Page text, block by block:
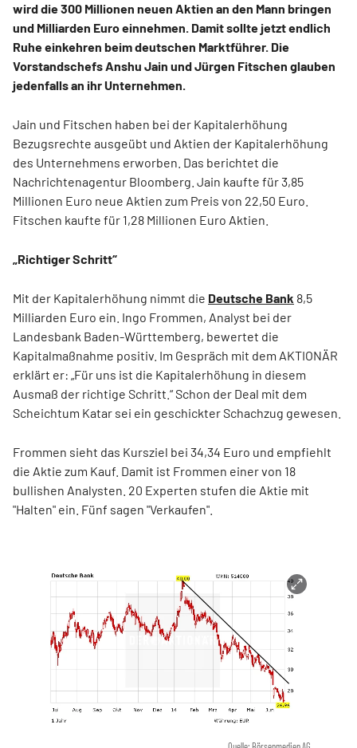
wird die 300 Millionen neuen Aktien an den Mann bringen
und Milliarden Euro einnehmen. Damit sollte jetzt endlich
Ruhe einkehren beim deutschen Marktführer. Die
Vorstandschefs Anshu Jain und Jürgen Fitschen glauben
jedenfalls an ihr Unternehmen.
Jain und Fitschen haben bei der Kapitalerhöhung
Bezugsrechte ausgeübt und Aktien der Kapitalerhöhung
des Unternehmens erworben. Das berichtet die
Nachrichtenagentur Bloomberg. Jain kaufte für 3,85
Millionen Euro neue Aktien zum Preis von 22,50 Euro.
Fitschen kaufte für 1,28 Millionen Euro Aktien.
„Richtiger Schritt“
Mit der Kapitalerhöhung nimmt die Deutsche Bank 8,5
Milliarden Euro ein. Ingo Frommen, Analyst bei der
Landesbank Baden-Württemberg, bewertet die
Kapitalmaßnahme positiv. Im Gespräch mit dem AKTIONÄR
erklärt er: „Für uns ist die Kapitalerhöhung in diesem
Ausmaß der richtige Schritt.“ Schon der Deal mit dem
Scheichtum Katar sei ein geschickter Schachzug gewesen.
Frommen sieht das Kursziel bei 34,34 Euro und empfiehlt
die Aktie zum Kauf. Damit ist Frommen einer von 18
bullishen Analysten. 20 Experten stufen die Aktie mit
"Halten" ein. Fünf sagen "Verkaufen".